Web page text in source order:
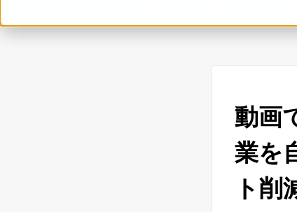
動画で解説06｜ロボットが
動画
業を
ト削